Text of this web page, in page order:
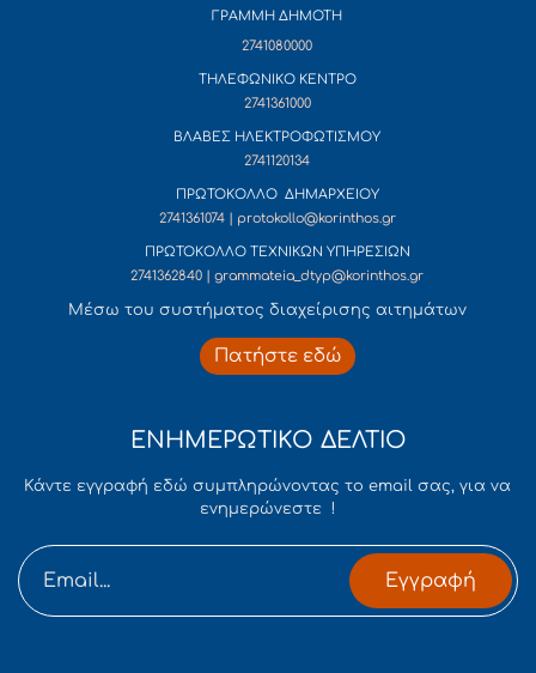
ΓΡΑΜΜΗ ΔΗΜΟΤΗ
2741080000
ΤΗΛΕΦΩΝΙΚΟ ΚΕΝΤΡΟ
2741361000
ΒΛΑΒΕΣ ΗΛΕΚΤΡΟΦΩΤΙΣΜΟΥ
2741120134
ΠΡΩΤΟΚΟΛΛΟ ΔΗΜΑΡΧΕΙΟΥ
2741361074 | protokollo@korinthos.gr
ΠΡΩΤΟΚΟΛΛΟ ΤΕΧΝΙΚΩΝ ΥΠΗΡΕΣΙΩΝ
2741362840 | grammateia_dtyp@korinthos.gr
Mέσω του συστήματος διαχείρισης αιτημάτων
Πατήστε εδώ
ΕΝΗΜΕΡΩΤΙΚΟ ΔΕΛΤΙΟ
Κάντε εγγραφή εδώ συμπληρώνοντας το email σας, για να
ενημερώνεστε !
Εγγραφή